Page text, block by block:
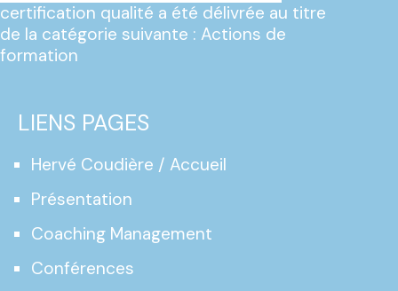
certification qualité a été délivrée au titre
de la catégorie suivante : Actions de
formation
LIENS PAGES
Hervé Coudière / Accueil
Présentation
Coaching Management
Conférences